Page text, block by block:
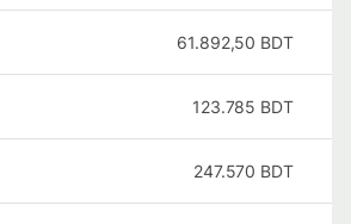
61.892,50 BDT
123.785 BDT
247.570 BDT